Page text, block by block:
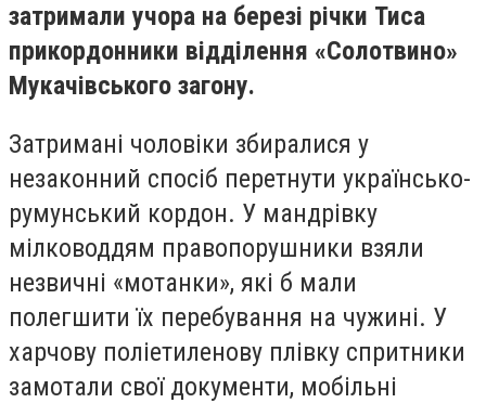
затримали учора на березі річки Тиса
прикордонники відділення «Солотвино»
Мукачівського загону.
Затримані чоловіки збиралися у
незаконний спосіб перетнути українсько-
румунський кордон. У мандрівку
мілководдям правопорушники взяли
незвичні «мотанки», які б мали
полегшити їх перебування на чужині. У
харчову поліетиленову плівку спритники
замотали свої документи, мобільні